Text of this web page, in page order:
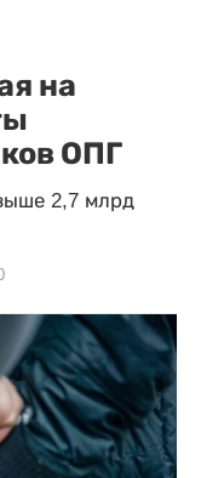
на
ОПГ
2,7 млрд